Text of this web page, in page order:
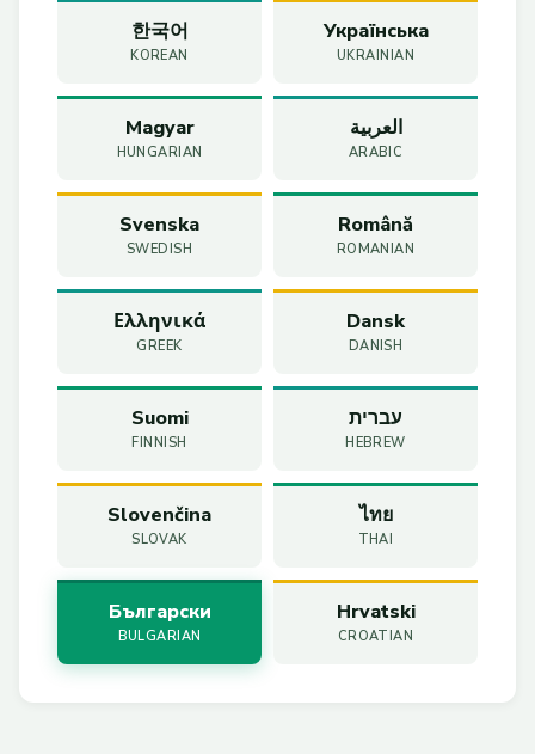
한국어
KOREAN
Українська
UKRAINIAN
Magyar
HUNGARIAN
العربية
ARABIC
Svenska
SWEDISH
Română
ROMANIAN
Ελληνικά
GREEK
Dansk
DANISH
Suomi
FINNISH
עברית
HEBREW
Slovenčina
SLOVAK
ไทย
THAI
Български
BULGARIAN
Hrvatski
CROATIAN